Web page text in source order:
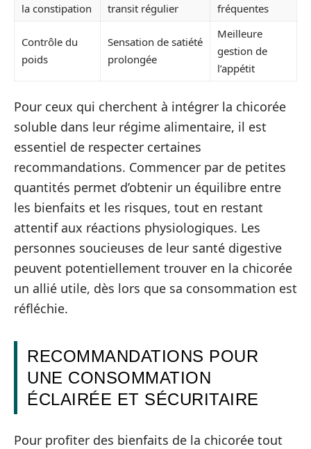
la constipation
transit régulier
fréquentes
Contrôle du
poids
Sensation de satiété
prolongée
Meilleure
gestion de
l’appétit
Pour ceux qui cherchent à intégrer la chicorée
soluble dans leur régime alimentaire, il est
essentiel de respecter certaines
recommandations. Commencer par de petites
quantités permet d’obtenir un équilibre entre
les bienfaits et les risques, tout en restant
attentif aux réactions physiologiques. Les
personnes soucieuses de leur santé digestive
peuvent potentiellement trouver en la chicorée
un allié utile, dès lors que sa consommation est
réfléchie.
RECOMMANDATIONS POUR
UNE CONSOMMATION
ÉCLAIRÉE ET SÉCURITAIRE
Pour profiter des bienfaits de la chicorée tout